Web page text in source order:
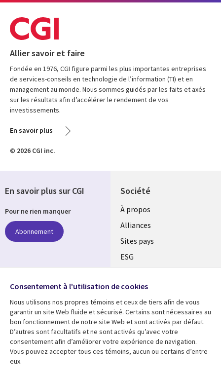
Allier savoir et faire
Fondée en 1976, CGI figure parmi les plus importantes entreprises
de services-conseils en technologie de l’information (TI) et en
management au monde. Nous sommes guidés par les faits et axés
sur les résultats afin d’accélérer le rendement de vos
investissements.
En savoir plus
© 2026 CGI inc.
Société
À propos
Alliances
Sites pays
ESG
Fusions
Salle de presse
Ressources
Articles
Support
En savoir plus sur CGI
Pour ne rien manquer
Abonnement
Suivez-nous
Social
Media
Global
FR
Consentement à l'utilisation de cookies
Nous utilisons nos propres témoins et ceux de tiers afin de vous
garantir un site Web fluide et sécurisé. Certains sont nécessaires au
bon fonctionnement de notre site Web et sont activés par défaut.
D’autres sont facultatifs et ne sont activés qu’avec votre
consentement afin d’améliorer votre expérience de navigation.
Vous pouvez accepter tous ces témoins, aucun ou certains d’entre
eux.